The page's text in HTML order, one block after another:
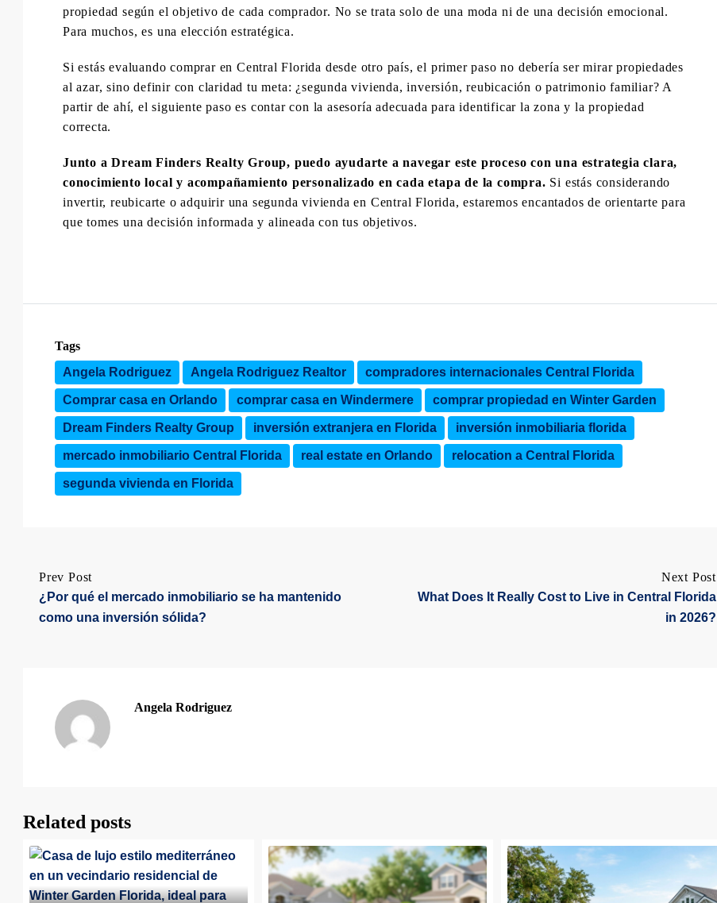
propiedad según el objetivo de cada comprador. No se trata solo de una moda ni de una decisión emocional.
Para muchos, es una elección estratégica.
Si estás evaluando comprar en Central Florida desde otro país, el primer paso no debería ser mirar propiedades
al azar, sino definir con claridad tu meta: ¿segunda vivienda, inversión, reubicación o patrimonio familiar? A
partir de ahí, el siguiente paso es contar con la asesoría adecuada para identificar la zona y la propiedad
correcta.
Junto a Dream Finders Realty Group, puedo ayudarte a navegar este proceso con una estrategia clara,
conocimiento local y acompañamiento personalizado en cada etapa de la compra. Si estás considerando
invertir, reubicarte o adquirir una segunda vivienda en Central Florida, estaremos encantados de orientarte para
que tomes una decisión informada y alineada con tus objetivos.
Tags
Angela Rodriguez
Angela Rodriguez Realtor compradores internacionales Central Florida
Comprar casa en Orlando comprar casa en Windermere comprar propiedad en Winter Garden
Dream Finders Realty Group inversión extranjera en Florida inversión inmobiliaria florida
mercado inmobiliario Central Florida real estate en Orlando relocation a Central Florida
segunda vivienda en Florida
Prev Post
¿Por qué el mercado inmobiliario se ha mantenido
como una inversión sólida?
Next Post
What Does It Really Cost to Live in Central Florida
in 2026?
Angela Rodriguez
Related posts